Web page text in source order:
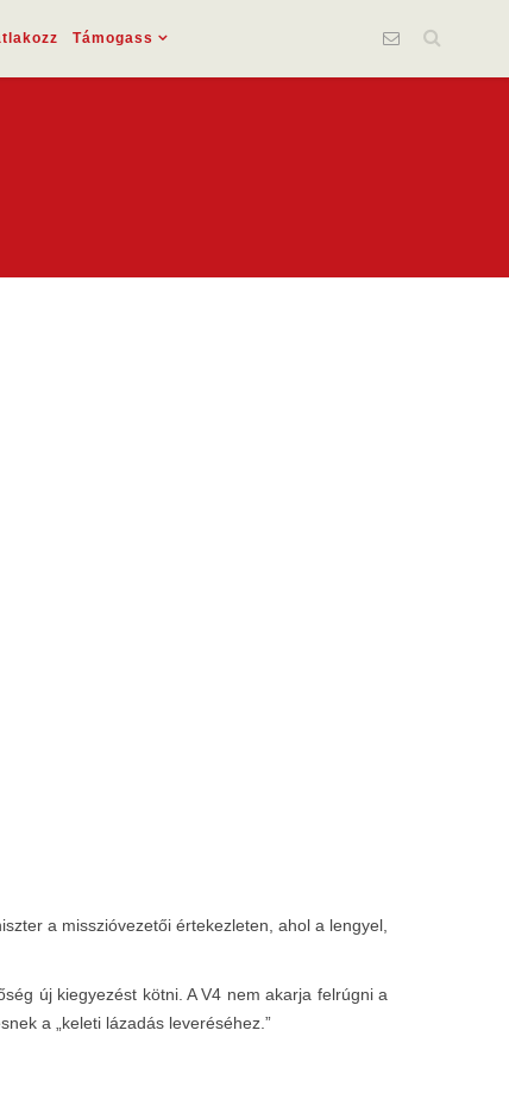
Támogass
a misszióvezetői értekezleten, ahol a lengyel,
új kiegyezést kötni. A V4 nem akarja felrúgni a
a „keleti lázadás leveréséhez.”